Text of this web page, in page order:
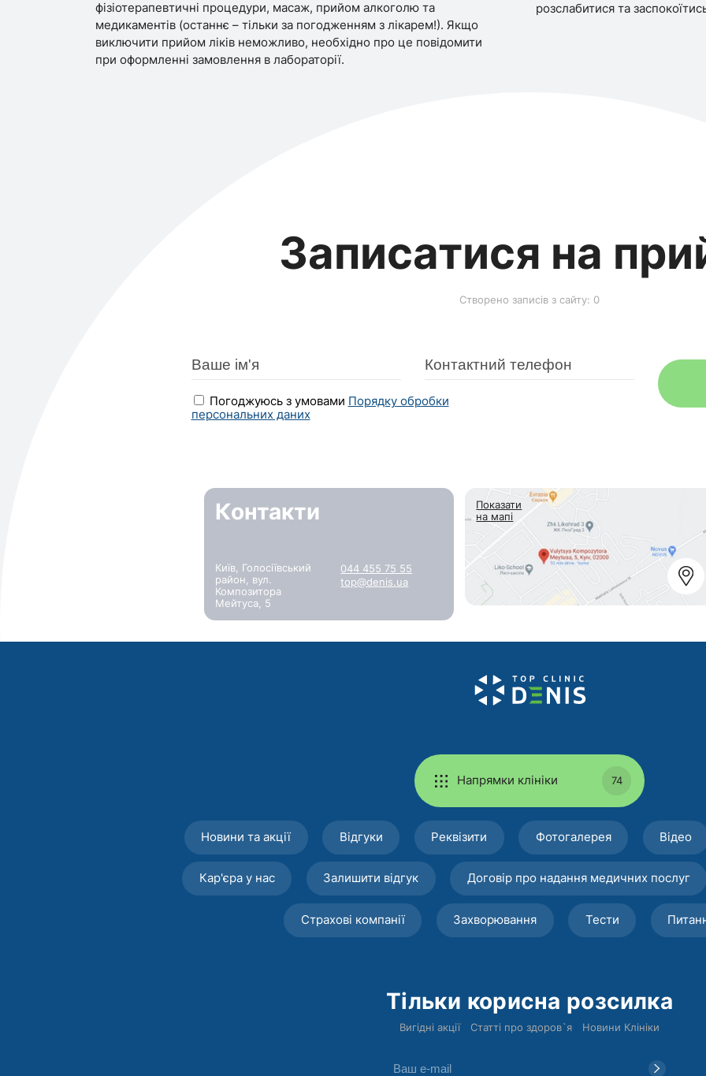
фізіотерапевтичні процедури, масаж, прийом алкоголю та
медикаментів (останнє – тільки за погодженням з лікарем!). Якщо
виключити прийом ліків неможливо, необхідно про це повідомити
при оформленні замовлення в лабораторії.
розслабитися та
Записатися на
Створено записів з сайту: 0
Погоджуюсь з умовами Порядку обробки
персональних даних
Контакти
Київ, Голосіївський
район, вул.
Композитора
Мейтуса, 5
044 455 75 55
top@denis.ua
Показати
на мапі
Напрямки клініки 74
Новини та акції Відгуки Реквізити Фотогалерея Відео
Кар'єра у нас Залишити відгук Договір про надання медичних послуг
Страхові компанії Захворювання Тести
Тільки корисна розсилка
Вигідні акції Статті про здоров`я Новини Клініки